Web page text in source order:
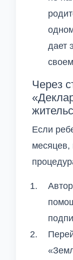
дает
Через
Если
месяцев,